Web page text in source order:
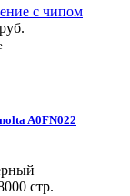
с чипом
руб.
A0FN022
стр.